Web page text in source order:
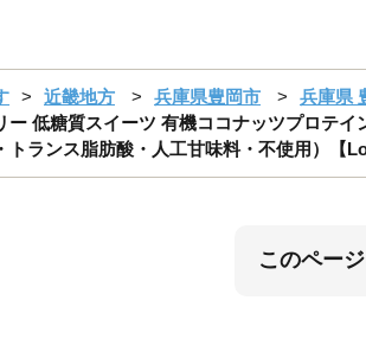
近畿地方 兵庫県豊岡市
兵庫県
ー 低糖質スイーツ 有機ココナッツプロテ
トランス脂肪酸・人工甘味料・不使用）【
このペー